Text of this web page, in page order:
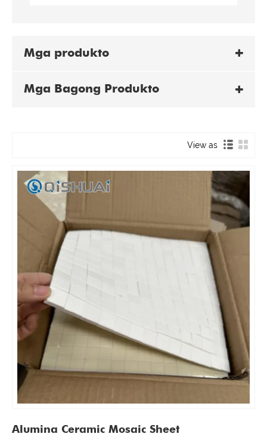
Mga produkto
Mga Bagong Produkto
View as
Alumina Ceramic Mosaic Sheet